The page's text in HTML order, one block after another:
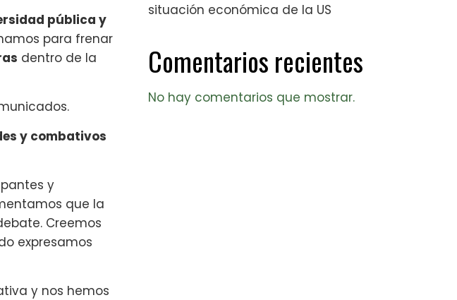
pública y
para frenar
dentro de la
y combativos
y
que la
Creemos
expresamos
y nos hemos
situación económica de la US
Comentarios recientes
No hay comentarios que mostrar.